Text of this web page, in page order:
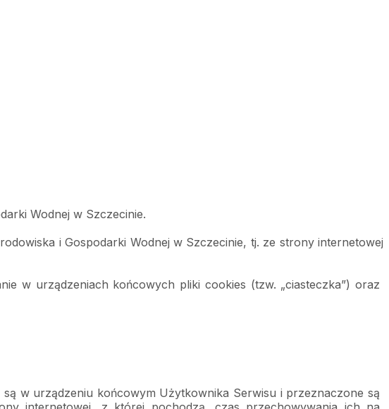
Wodnej w Szczecinie.
i Gospodarki Wodnej w Szczecinie, tj. ze strony internetowej
w urządzeniach końcowych pliki cookies (tzw. „ciasteczka”) oraz
w urządzeniu końcowym Użytkownika Serwisu i przeznaczone są